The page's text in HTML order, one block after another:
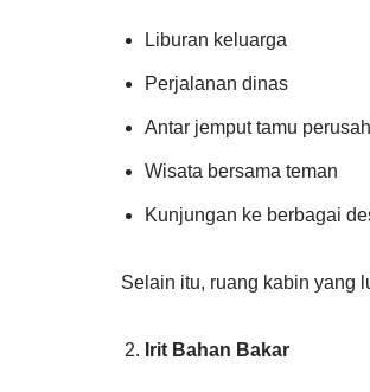
Liburan keluarga
Perjalanan dinas
Antar jemput tamu
Wisata bersama teman
Kunjungan ke berbagai
Selain itu, ruang kabin yang
Irit Bahan Bakar